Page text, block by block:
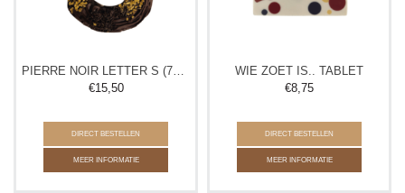
PIERRE NOIR LETTER S (72,5% EXTRA PUUR)
€15,50
DIRECT BESTELLEN
MEER INFORMATIE
WIE ZOET IS.. TABLET
€8,75
DIRECT BESTELLEN
MEER INFORMATIE